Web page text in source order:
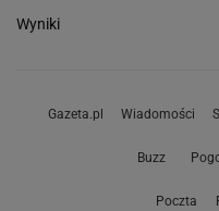
Wyniki
Gazeta.pl Wiadomości
Buzz
Poczta